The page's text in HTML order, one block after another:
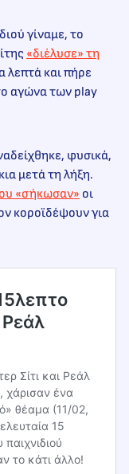
γίναμε, το
«διέλυσε» τη
λεπτά και πήρε
αγώνα των play
φυσικά,
μετά τη λήξη.
«σήκωσαν» οι
κοροϊδέψουν για
Ρεάλ
Σίτι και Ρεάλ
χάρισαν ένα
θέαμα (11/02,
15
το κάτι άλλο!